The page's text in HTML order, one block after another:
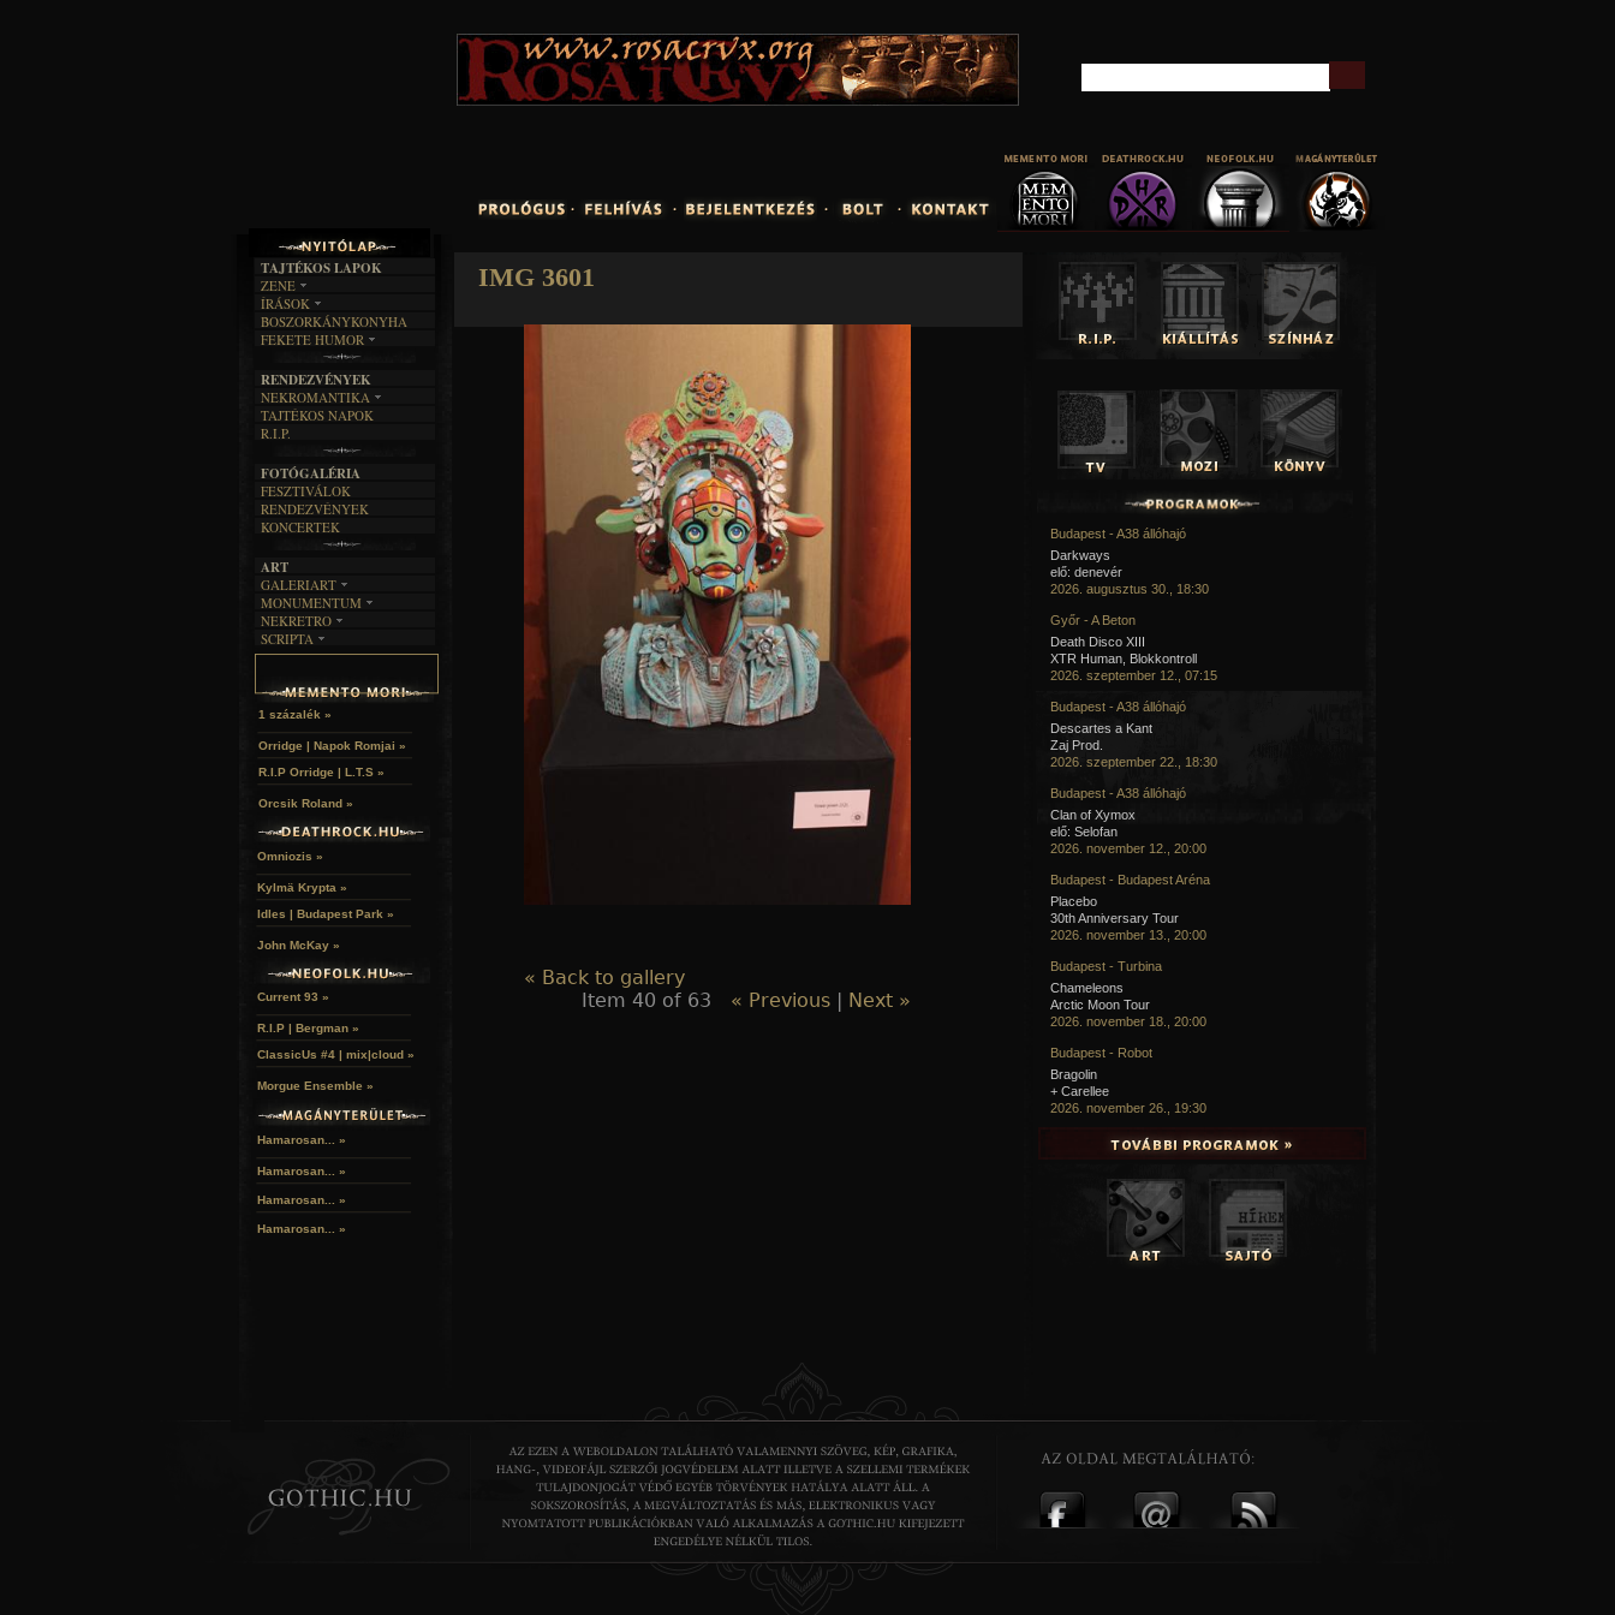
IMG 3601
« Back to gallery
Item 40 of 63
« Previous| Next »
TAJTÉKOS LAPOK
ZENE
EGYÜTTESEK
INTERJÚK
FORDÍTÁSOK
DALSZÖVEGEK
ÍRÁSOK
IRODALOM
FILM
MŰVÉSZET
ÍRÁSTÖRTÉNET
BOSZORKÁNYKONYHA
FEKETE HUMOR
SZÖVEGES
RENDEZVÉNYEK
NEKROMANTIKA
AKTUÁLIS
A MÚLT
TAJTÉKOS NAPOK
R.I.P.
FOTÓGALÉRIA
FESZTIVÁLOK
RENDEZVÉNYEK
KONCERTEK
ART
GALERIART
ARTGALERI
KÉPREGÉNYEK
LAKÁSKULTS
MONUMENTUM
TEMETŐK
TEMPLOMOK
HELYEK
NEKRETRO
SZUBKULT
RELIKVIÁK
SCRIPTA
NOVELLÁK
HALÁLTÁNC
1 százalék »
Orridge | Napok Romjai »
R.I.P Orridge | L.T.S »
Orcsik Roland »
Omniozis »
Kylmä Krypta »
Idles | Budapest Park »
John McKay »
Current 93 »
R.I.P | Bergman »
ClassicUs #4 | mix|cloud »
Morgue Ensemble »
Hamarosan... »
Hamarosan... »
Hamarosan... »
Hamarosan... »
Budapest - A38 állóhajó
Darkways
elő: denevér
2026. augusztus 30., 18:30
Győr - A Beton
Death Disco XIII
XTR Human, Blokkontroll
2026. szeptember 12., 07:15
Budapest - A38 állóhajó
Descartes a Kant
Zaj Prod.
2026. szeptember 22., 18:30
Budapest - A38 állóhajó
Clan of Xymox
elő: Selofan
2026. november 12., 20:00
Budapest - Budapest Aréna
Placebo
30th Anniversary Tour
2026. november 13., 20:00
Budapest - Turbina
Chameleons
Arctic Moon Tour
2026. november 18., 20:00
Budapest - Robot
Bragolin
+ Carellee
2026. november 26., 19:30